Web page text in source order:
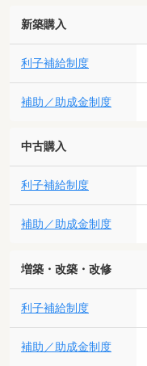
新築購入
利子補給制度
補助／助成金制度
中古購入
利子補給制度
補助／助成金制度
増築・改築・改修
利子補給制度
補助／助成金制度